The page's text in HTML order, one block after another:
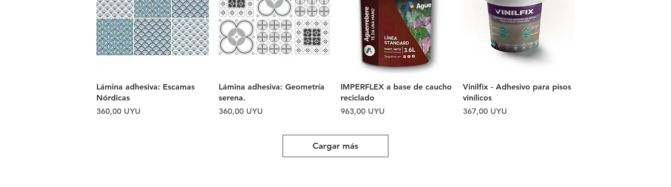
Vista rápida
Lámina adhesiva: Escamas
Nórdicas
Precio
360,00 UYU
Vista rápida
Lámina adhesiva: Geometría
serena.
Precio
360,00 UYU
Vista rápida
IMPERFLEX a base de caucho
reciclado
Precio
963,00 UYU
Vista rápida
Vinilfix - Adhesivo para pisos
vinílicos
Precio
367,00 UYU
Cargar más